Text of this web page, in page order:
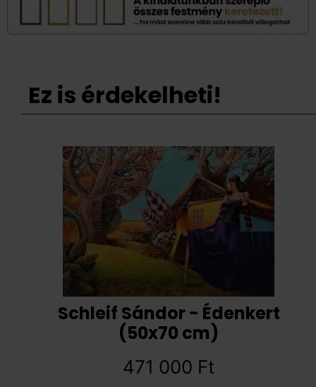
Ez is érdekelheti!
Schleif Sándor - Édenkert
(50x70 cm)
471 000 Ft